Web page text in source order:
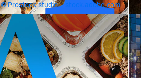
© Prostock-studio – stock.adobe.com